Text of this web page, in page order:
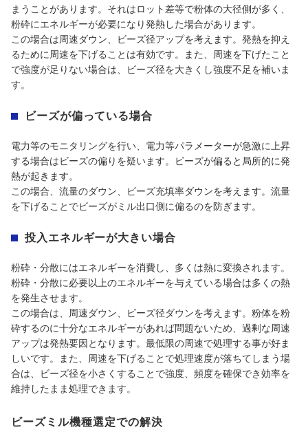
まうことがあります。それはロット差等で粉体の大径側が多く、
粉砕にエネルギーが必要になり発熱した場合があります。
この場合は周速ダウン、ビーズ径アップを考えます。発熱を抑え
るために周速を下げることは有効です。また、周速を下げたこと
で強度が足りない場合は、ビーズ径を大きくし強度不足を補いま
す。
ビーズが偏っている場合
電力等のモニタリングを行い、電力等パラメーターが急激に上昇
する場合はビーズの偏りを疑います。ビーズが偏ると局所的に発
熱が起きます。
この場合、流量のダウン、ビーズ充填率ダウンを考えます。流量
を下げることでビーズがミル出口側に偏るのを防ぎます。
投入エネルギーが大きい場合
粉砕・分散にはエネルギーを消費し、多くは熱に変換されます。
粉砕・分散に必要以上のエネルギーを与えている場合は多くの熱
を発生させます。
この場合は、周速ダウン、ビーズ径ダウンを考えます。粉体を粉
砕するのに十分なエネルギーがあれば問題ないため、過剰な周速
アップは発熱要因となります。最低限の周速で処理する事が好ま
しいです。また、周速を下げることで処理速度が落ちてしまう場
合は、ビーズ径を小さくすることで強度、頻度を確保でき効率を
維持したまま処理できます。
ビーズミル機種選定での解決